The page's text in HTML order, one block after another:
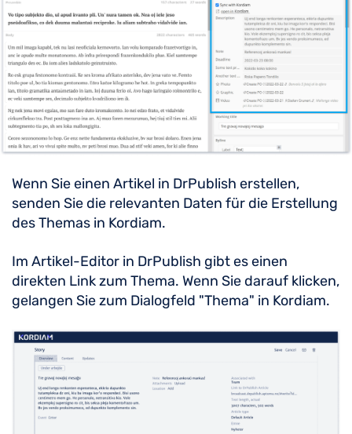
Wenn Sie einen Artikel in DrPublish erstellen,
senden Sie die relevanten Daten für die Erstellung
des Themas in Kordiam.
Im Artikel-Editor in DrPublish gibt es einen
direkten Link zum Thema. Wenn Sie darauf klicken,
gelangen Sie zum Dialogfeld "Thema" in Kordiam.